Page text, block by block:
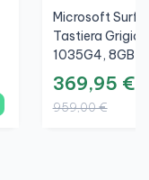
Microsoft
Tastiera
1035G4, 8GB,
369,95 €
959,00 €